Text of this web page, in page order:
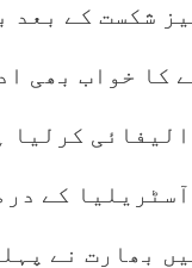
شکست کے بعد
کا خواب بھی
کرلیا
کے
بھارت نے